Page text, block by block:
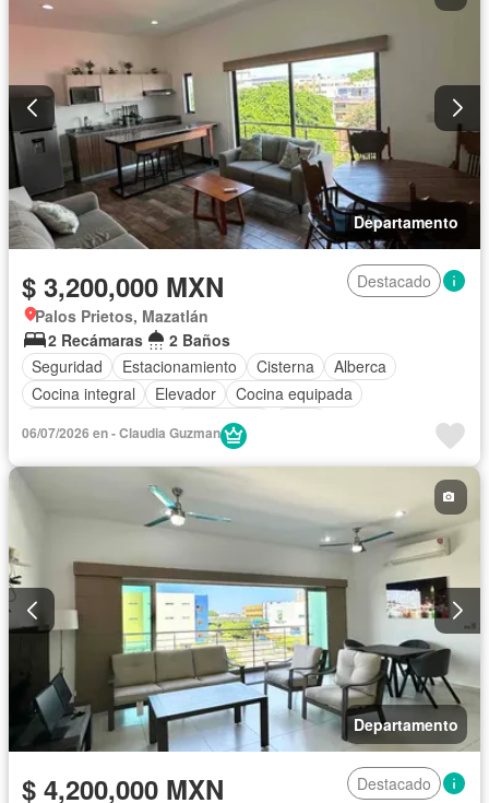
Departamento
$ 3,200,000 MXN
Destacado
Palos Prietos, Mazatlán
2 Recámaras
2 Baños
Seguridad
Estacionamiento Cisterna
Alberca
Cocina integral
Elevador
Cocina equipada
Electricidad
Caseta de vigilancia
06/07/2026 en - Claudia Guzman
Departamento
$ 4,200,000 MXN
Destacado